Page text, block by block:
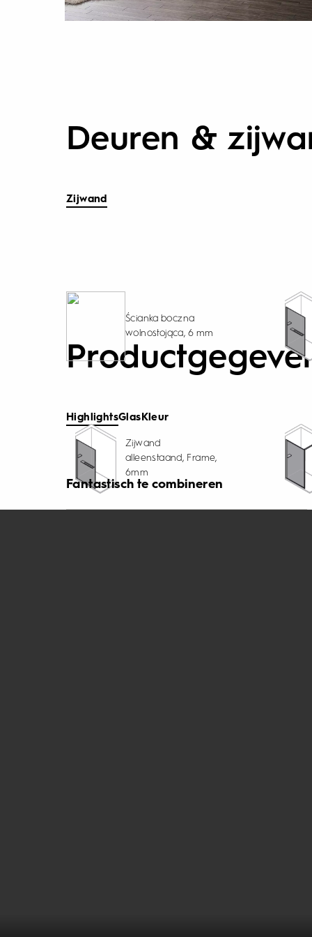
Deuren &
Zijwand
Ścianka boczna
wolnostojąca, 6 mm
Zijwand
alleenstaand, Frame,
6mm
HighlightsGlas Kleur
Fantastisch te combineren